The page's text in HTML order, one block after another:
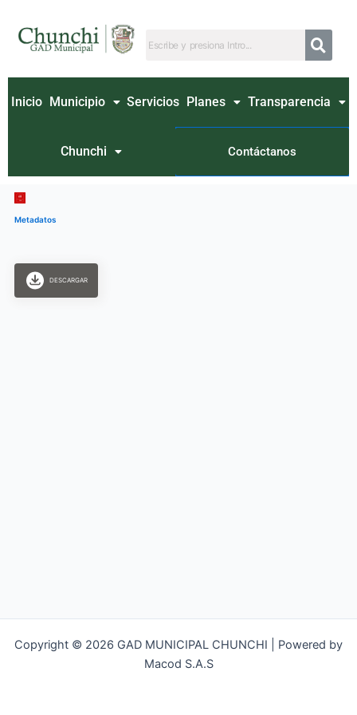
contenido
Inicio Municipio Servicios Planes Transparencia
Chunchi Contáctanos
Metadatos
DESCARGAR
Copyright © 2026 GAD MUNICIPAL CHUNCHI | Powered by
Macod S.A.S